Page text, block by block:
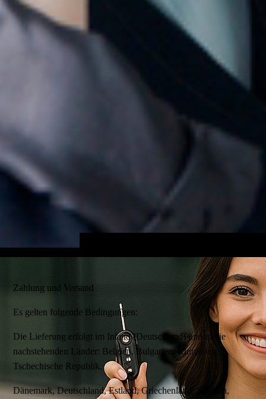
Zahlung und Versand
Es gelten folgende Bedingungen:
Die Lieferung erfolgt im Inland (Deutschland) und in die
nachstehenden Länder: Belgien, Bulgarien, Rumänien,
Tschechische Republik,
Dänemark, Deutschland, Estland, Griechenland, Spanien,